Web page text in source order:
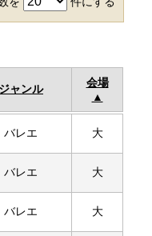
ャンル 会場
バレエ 大
バレエ 大
バレエ 大